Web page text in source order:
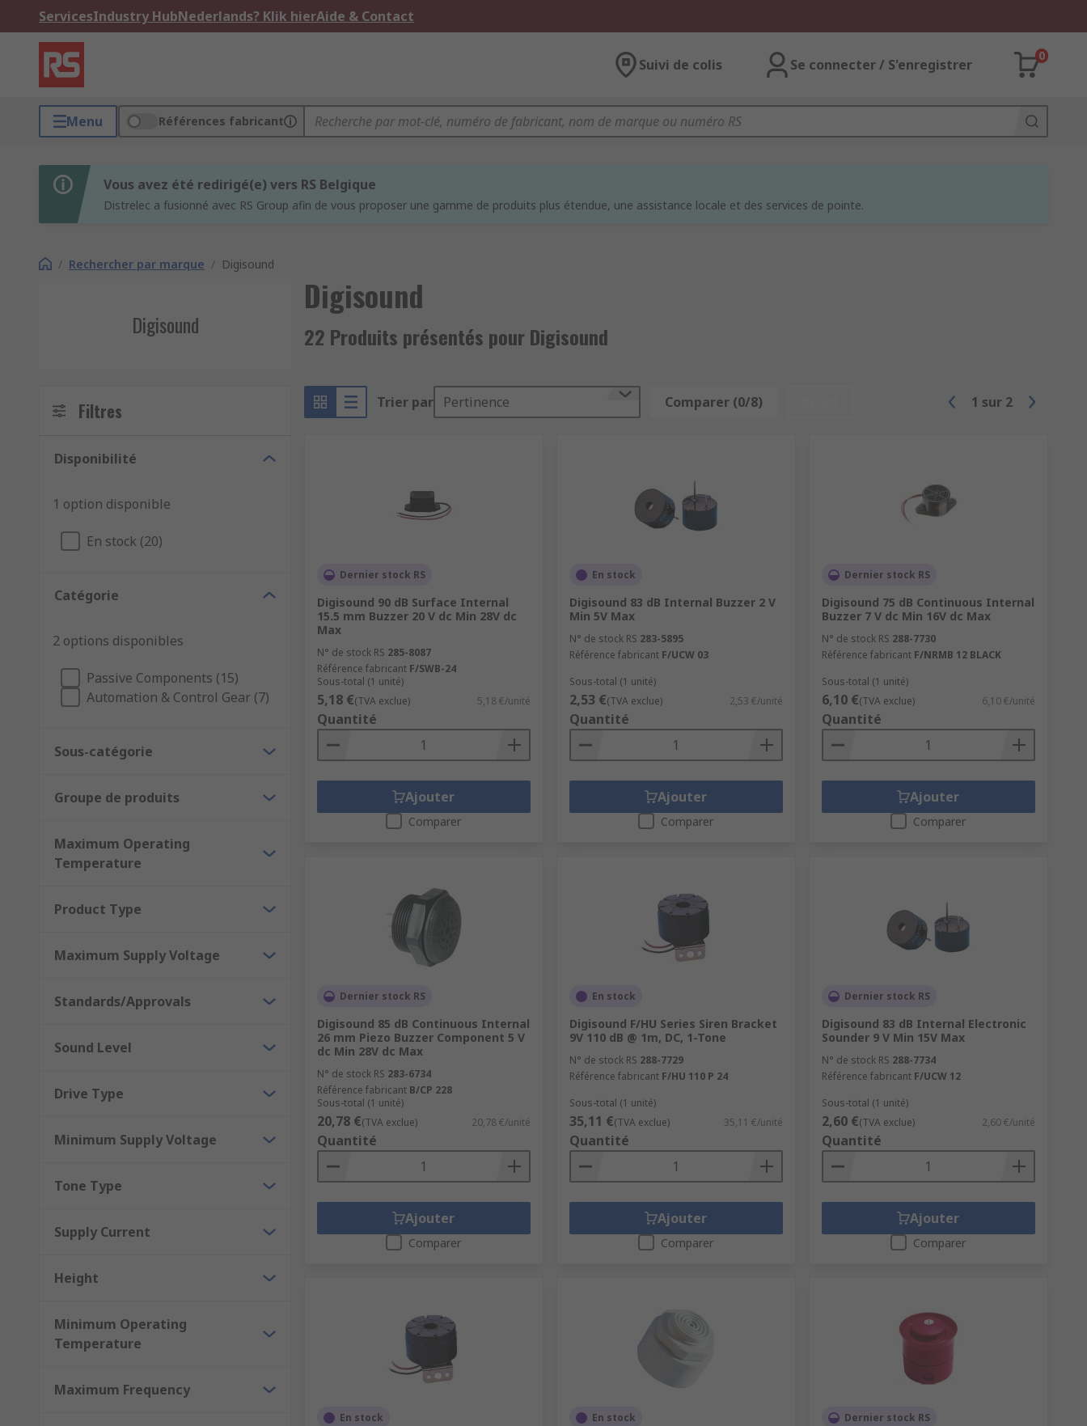
ServicesIndustry HubNederlands? Klik hierAide & Contact
Suivi de colis Se connecter / S'enregistrer
0
Menu Références fabricant
Vous avez été redirigé(e) vers RS Belgique
Distrelec a fusionné avec RS Group afin de vous proposer une gamme de produits plus étendue, une assistance locale et des services de pointe.
/ Rechercher par marque / Digisound
Digisound
Digisound
22 Produits présentés pour Digisound
Filtres
Disponibilité
1 option disponible
En stock (20)
Catégorie
2 options disponibles
Passive Components (15)
Automation & Control Gear (7)
Sous-catégorie
Groupe de produits
Maximum Operating
Temperature
Product Type
Maximum Supply Voltage
Standards/Approvals
Sound Level
Drive Type
Minimum Supply Voltage
Tone Type
Supply Current
Height
Minimum Operating
Temperature
Maximum Frequency
Trier par Pertinence Comparer (0/8) 1 sur 2
Dernier stock RS
Digisound 90 dB Surface Internal
15.5 mm Buzzer 20 V dc Min 28V dc
Max
N° de stock RS 285-8087
Référence fabricant F/SWB-24
Sous-total (1 unité)
5,18 €(TVA exclue) 5,18 €/unité
Quantité
Ajouter
Comparer
En stock
Digisound 83 dB Internal Buzzer 2 V
Min 5V Max
N° de stock RS 283-5895
Référence fabricant F/UCW 03
Sous-total (1 unité)
2,53 €(TVA exclue) 2,53 €/unité
Quantité
Ajouter
Comparer
Dernier stock RS
Digisound 75 dB Continuous Internal
Buzzer 7 V dc Min 16V dc Max
N° de stock RS 288-7730
Référence fabricant F/NRMB 12 BLACK
Sous-total (1 unité)
6,10 €(TVA exclue) 6,10 €/unité
Quantité
Ajouter
Comparer
Dernier stock RS
Digisound 85 dB Continuous Internal
26 mm Piezo Buzzer Component 5 V
dc Min 28V dc Max
N° de stock RS 283-6734
Référence fabricant B/CP 228
Sous-total (1 unité)
20,78 €(TVA exclue) 20,78 €/unité
Quantité
Ajouter
Comparer
En stock
Digisound F/HU Series Siren Bracket
9V 110 dB @ 1m, DC, 1-Tone
N° de stock RS 288-7729
Référence fabricant F/HU 110 P 24
Sous-total (1 unité)
35,11 €(TVA exclue) 35,11 €/unité
Quantité
Ajouter
Comparer
Dernier stock RS
Digisound 83 dB Internal Electronic
Sounder 9 V Min 15V Max
N° de stock RS 288-7734
Référence fabricant F/UCW 12
Sous-total (1 unité)
2,60 €(TVA exclue) 2,60 €/unité
Quantité
Ajouter
Comparer
En stock En stock Dernier stock RS